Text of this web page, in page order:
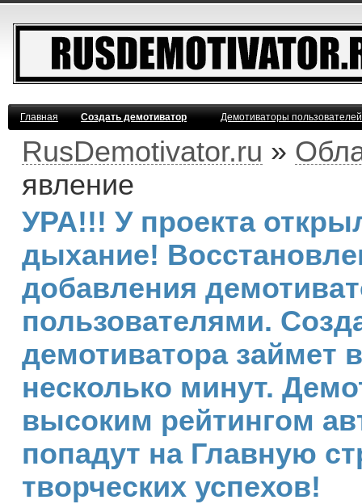
Главная Создать демотиватор Демотиваторы
RusDemotivator.ru »
явление
УРА!!! У проекта
дыхание!
добавления
пользователями.
демотиватора займет
несколько минут.
высоким рейтингом
попадут на Главную
творческих успехов!